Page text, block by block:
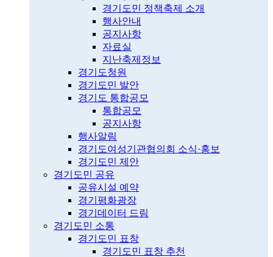
경기도민 정책축제 소개
행사안내
공지사항
자료실
지난축제정보
경기도청원
경기도민 발안
경기도 통합공모
통합공모
공지사항
행사알림
경기도여성기관협의회 소식·홍보
경기도민 제안
경기도민 공유
공유시설 예약
경기평화광장
경기데이터 드림
경기도민 소통
경기도민 표창
경기도민 표창 추천